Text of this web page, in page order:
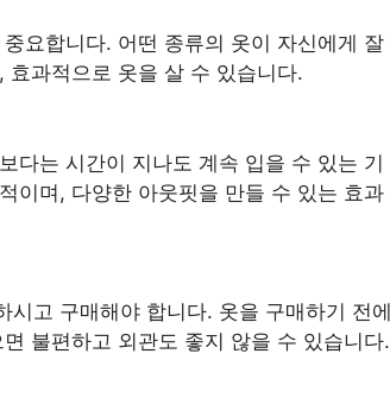
요합니다. 어떤 종류의 옷이 자신에게 잘
과적으로 옷을 살 수 있습니다.
다는 시간이 지나도 계속 입을 수 있는 기
이며, 다양한 아웃핏을 만들 수 있는 효과
고 구매해야 합니다. 옷을 구매하기 전에
불편하고 외관도 좋지 않을 수 있습니다.